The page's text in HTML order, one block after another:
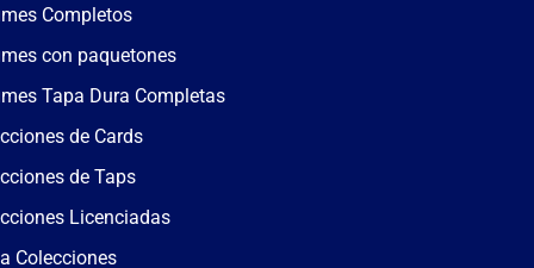
Completos
con paquetones
Tapa Dura Completas
de Cards
de Taps
Licenciadas
Colecciones